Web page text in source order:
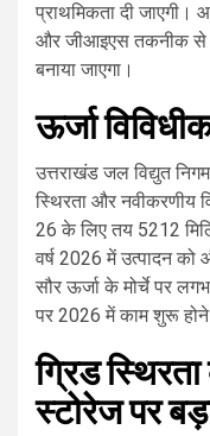
प्राथमिकता दी जाएगी।
और जीआइएस तकनीक से
बनाया जाएगा।
ऊर्जा
उत्तराखंड जल विद्युत
स्थिरता और नवीकरणीय
26 के लिए तय 5212
वर्ष 2026 में उत्पादन
सौर ऊर्जा के मोर्चे पर
पर 2026 में काम शुरू होने
ग्रिड
स्टोरेज पर